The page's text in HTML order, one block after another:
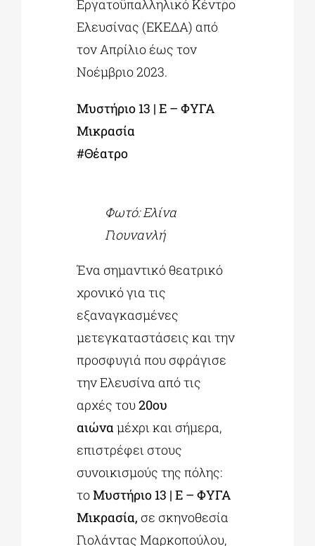
Εργατοϋπαλληλικό Κέντρο
Ελευσίνας (ΕΚΕΔΑ) από
τον Απρίλιο έως τον
Νοέμβριο 2023.
Μυστήριο 13 | E – ΦΥΓΑ
Μικρασία
#Θέατρο
Φωτό: Ελίνα
Γιουνανλή
Ένα σημαντικό θεατρικό
χρονικό για τις
εξαναγκασμένες
μετεγκαταστάσεις και την
προσφυγιά που σφράγισε
την Ελευσίνα από τις
αρχές του20ου
αιώνα μέχρι και σήμερα,
επιστρέφει στους
συνοικισμούς της πόλης:
τοΜυστήριο 13 | E – ΦΥΓΑ
Μικρασία, σε σκηνοθεσία
Γιολάντας Μαρκοπούλου,